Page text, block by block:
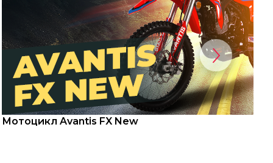
Мотоцикл Avantis FX New